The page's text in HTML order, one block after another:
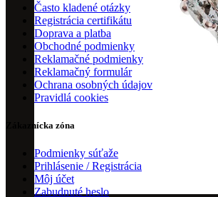
Často kladené otázky
Registrácia certifikátu
Doprava a platba
Obchodné podmienky
Reklamačné podmienky
Reklamačný formulár
Ochrana osobných údajov
Pravidlá cookies
Zákaznícka zóna
Podmienky súťaže
Prihlásenie / Registrácia
Môj účet
Zabudnuté heslo